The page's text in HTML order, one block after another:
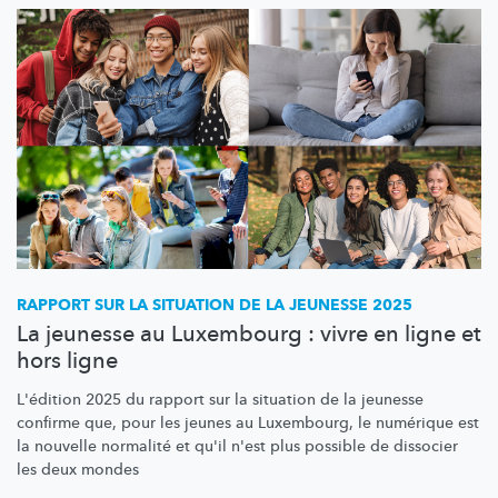
RAPPORT SUR LA SITUATION DE LA JEUNESSE 2025
La jeunesse au Luxembourg : vivre en ligne et
hors ligne
L'édition 2025 du rapport sur la situation de la jeunesse
confirme que, pour les jeunes au Luxembourg, le numérique est
la nouvelle normalité et qu'il n'est plus possible de dissocier
les deux mondes